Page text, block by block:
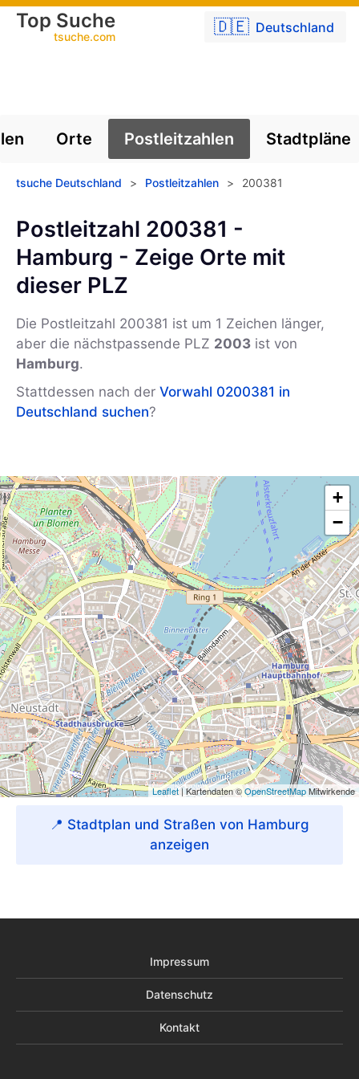
🇩🇪 Deutschland
Top Suche
tsuche.com
Orte Postleitzahlen Stadtpläne
tsuche Deutschland > Postleitzahlen > 200381
Postleitzahl 200381 -
Hamburg - Zeige Orte mit
dieser PLZ
Die Postleitzahl 200381 ist um 1 Zeichen länger,
aber die nächstpassende PLZ 2003 ist von
Hamburg.
Stattdessen nach der Vorwahl 0200381 in
Deutschland suchen?
📍 Stadtplan und Straßen von Hamburg
anzeigen
Impressum
Datenschutz
Kontakt